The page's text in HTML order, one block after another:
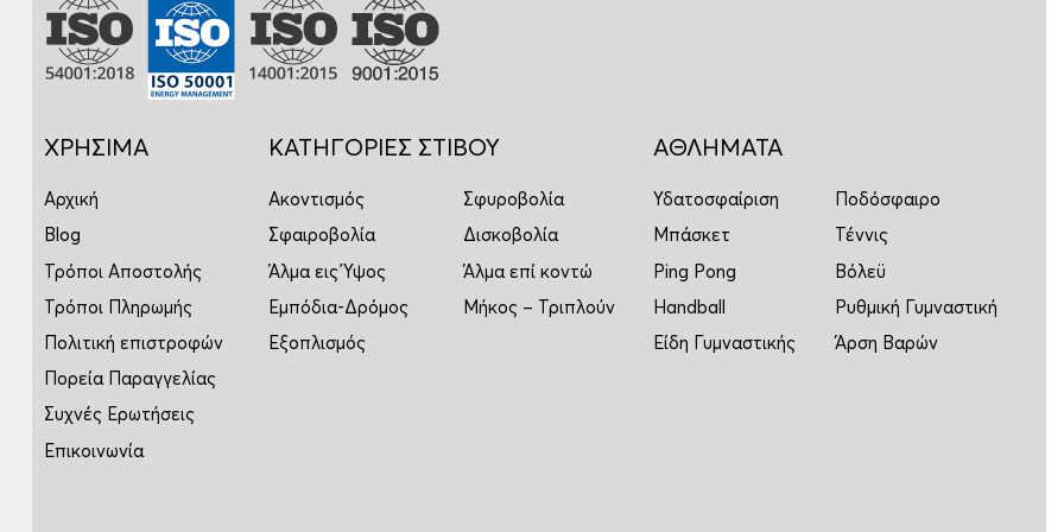
ΧΡΗΣΙΜΑ
Αρχική
Blog
Τρόποι Αποστολής
Τρόποι Πληρωμής
Πολιτική επιστροφών
Πορεία Παραγγελίας
Συχνές Ερωτήσεις
Επικοινωνία
ΚΑΤΗΓΟΡΙΕΣ ΣΤΙΒΟΥ
Ακοντισμός
Σφυροβολία
Σφαιροβολία
Δισκοβολία
Άλμα εις Ύψος
Άλμα επί κοντώ
Εμπόδια-Δρόμος
Μήκος – Τριπλούν
Εξοπλισμός
ΑΘΛΗΜΑΤΑ
Υδατοσφαίριση
Ποδόσφαιρο
Μπάσκετ
Τέννις
Ping Pong
Βόλεϋ
Handball
Ρυθμική Γυμναστική
Είδη Γυμναστικής
Άρση Βαρών